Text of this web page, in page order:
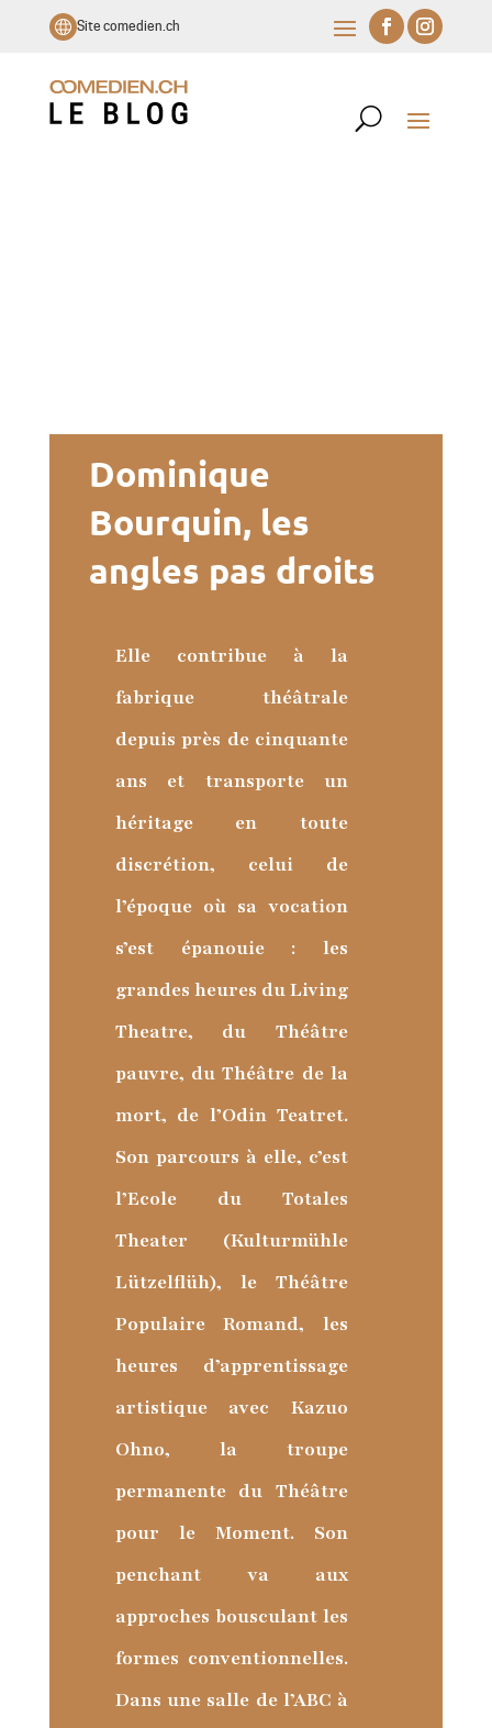
Site comedien.ch
Dominique
Bourquin, les
angles pas droits
Elle contribue à la
fabrique théâtrale
depuis près de cinquante
ans et transporte un
héritage en toute
discrétion, celui de
l’époque où sa vocation
s’est épanouie : les
grandes heures du Living
Theatre, du Théâtre
pauvre, du Théâtre de la
mort, de l’Odin Teatret.
Son parcours à elle, c’est
l’Ecole du Totales
Theater (Kulturmühle
Lützelflüh), le Théâtre
Populaire Romand, les
heures d’apprentissage
artistique avec Kazuo
Ohno, la troupe
permanente du Théâtre
pour le Moment. Son
penchant va aux
approches bousculant les
formes conventionnelles.
Dans une salle de l’ABC à